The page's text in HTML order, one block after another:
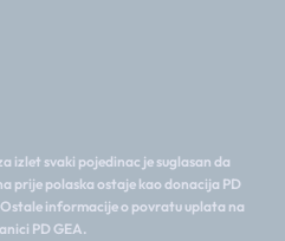
izlet svaki pojedinac je suglasan da
prije polaska ostaje kao donacija PD
informacije o povratu uplata na
PD GEA.